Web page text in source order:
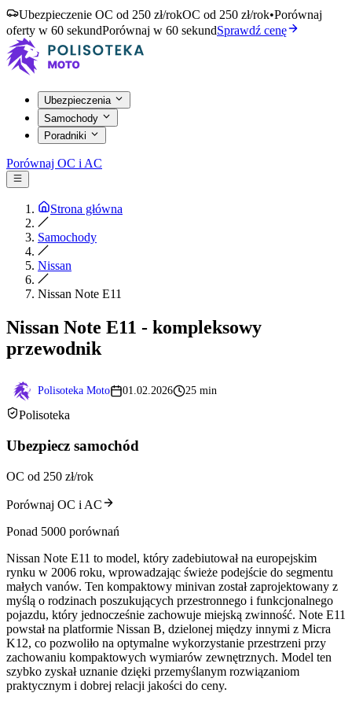
Ubezpieczenie OC od 250 zł/rokOC od 250 zł/rok•Porównaj
oferty w 60 sekundPorównaj w 60 sekundSprawdź cenę
Ubezpieczenia
Samochody
Poradniki
Porównaj OC i AC
Strona główna
Samochody
Nissan
Nissan Note E11
Nissan Note E11 - kompleksowy
przewodnik
Polisoteka Moto 01.02.2026 25 min
Polisoteka
Ubezpiecz samochód
OC od 250 zł/rok
Porównaj OC i AC
Ponad 5000 porównań
Nissan Note E11 to model, który zadebiutował na europejskim
rynku w 2006 roku, wprowadzając świeże podejście do segmentu
małych vanów. Ten kompaktowy minivan został zaprojektowany z
myślą o rodzinach poszukujących przestronnego i funkcjonalnego
pojazdu, który jednocześnie zachowuje miejską zwinność. Note E11
powstał na platformie Nissan B, dzielonej między innymi z Micra
K12, co pozwoliło na optymalne wykorzystanie przestrzeni przy
zachowaniu kompaktowych wymiarów zewnętrznych. Model ten
szybko zyskał uznanie dzięki przemyślanym rozwiązaniom
praktycznym i dobrej relacji jakości do ceny.